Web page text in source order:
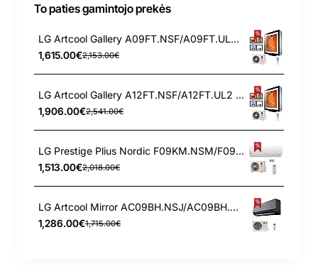
To paties gamintojo prekės
LG Artcool Gallery A09FT.NSF/A09FT.UL2 2.5/3.3 kW kondicionierius
1,615.00€2,153.00€
LG Artcool Gallery A12FT.NSF/A12FT.UL2 3.5/4.0 kW kondicionierius
1,906.00€2,541.00€
LG Prestige Plius Nordic F09KM.NSM/F09KM.U24 2.5/3.2 kW kondicionierius - šilumos siurblys
1,513.00€2,018.00€
LG Artcool Mirror AC09BH.NSJ/AC09BH.UA3 2.5/3.3 kW kondicionierius
1,286.00€1,715.00€